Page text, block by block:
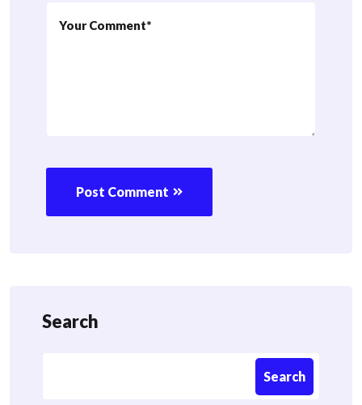
Post Comment
Search
Search